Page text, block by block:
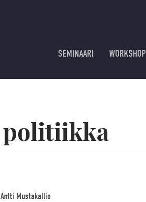
SEMINAARI WORKSHOP
politiikka
Antti Mustakallio